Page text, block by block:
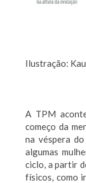
Ilustração:
A TPM
começo da
na véspera
algumas
ciclo, a partir
físicos, como